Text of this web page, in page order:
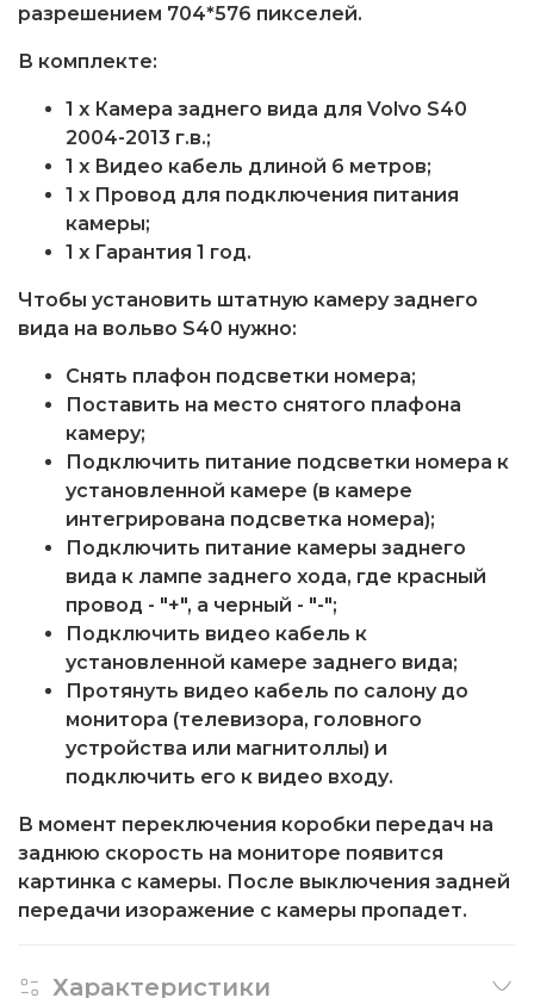
разрешением 704*576 пикселей.
В комплекте:
1 x Камера заднего вида для Volvo S40
2004-2013 г.в.;
1 x Видео кабель длиной 6 метров;
1 x Провод для подключения питания
камеры;
1 x Гарантия 1 год.
Чтобы установить штатную камеру заднего
вида на вольво S40 нужно:
Снять плафон подсветки номера;
Поставить на место снятого плафона
камеру;
Подключить питание подсветки номера к
установленной камере (в камере
интегрирована подсветка номера);
Подключить питание камеры заднего
вида к лампе заднего хода, где красный
провод - "+", а черный - "-";
Подключить видео кабель к
установленной камере заднего вида;
Протянуть видео кабель по салону до
монитора (телевизора, головного
устройства или магнитоллы) и
подключить его к видео входу.
В момент переключения коробки передач на
заднюю скорость на мониторе появится
картинка с камеры. После выключения задней
передачи изоражение с камеры пропадет.
Характеристики